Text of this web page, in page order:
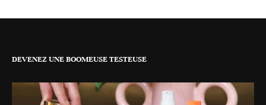
DEVENEZ UNE BOOMEUSE TESTEUSE